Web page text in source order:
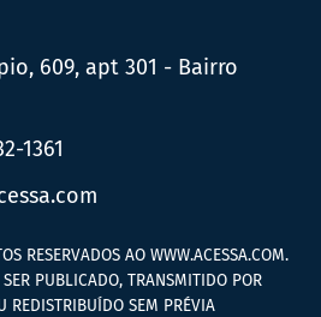
609, apt 301 - Bairro
1361
RESERVADOS AO WWW.ACESSA.COM.
PUBLICADO, TRANSMITIDO POR
REDISTRIBUÍDO SEM PRÉVIA